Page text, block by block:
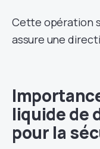
Cette opération
assure une
liquide de
pour la